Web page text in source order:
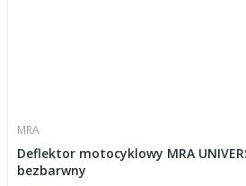
MRA
Deflektor motocyklowy MRA
bezbarwny